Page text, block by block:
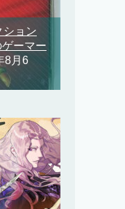
ション
ゲーマー
8月6